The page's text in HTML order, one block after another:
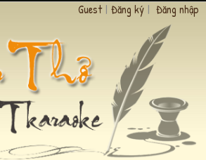
Guest | Đăng ký | Đăng nhập